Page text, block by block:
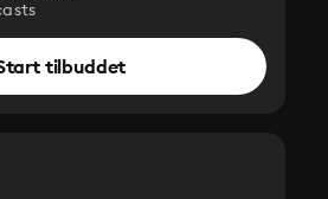
tilbuddet